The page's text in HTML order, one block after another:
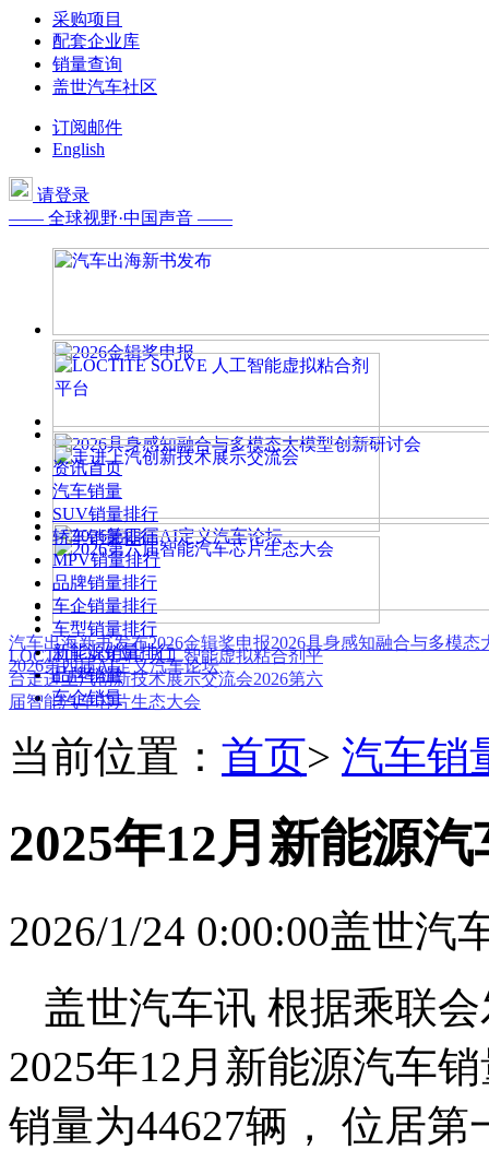
采购项目
配套企业库
销量查询
盖世汽车社区
订阅邮件
English
请登录
—— 全球视野·中国声音 ——
汽车出海新书发布2026金辑奖申报2026具身感知融合与多模态
2026第四届AI定义汽车论坛
LOCTITE SOLVE 人工智能虚拟粘合剂平
台走进上汽创新技术展示交流会2026第六
届智能汽车芯片生态大会
资讯首页
汽车销量
SUV销量排行
轿车销量排行
MPV销量排行
品牌销量排行
车企销量排行
车型销量排行
新能源销量排行
品牌销量
车企销量
当前位置： 首页> 汽车销
2025年12月新能源
2026/1/24 0:00:00盖世汽
盖世汽车讯 根据乘联
2025年12月新能源汽车
销量为44627辆， 位居